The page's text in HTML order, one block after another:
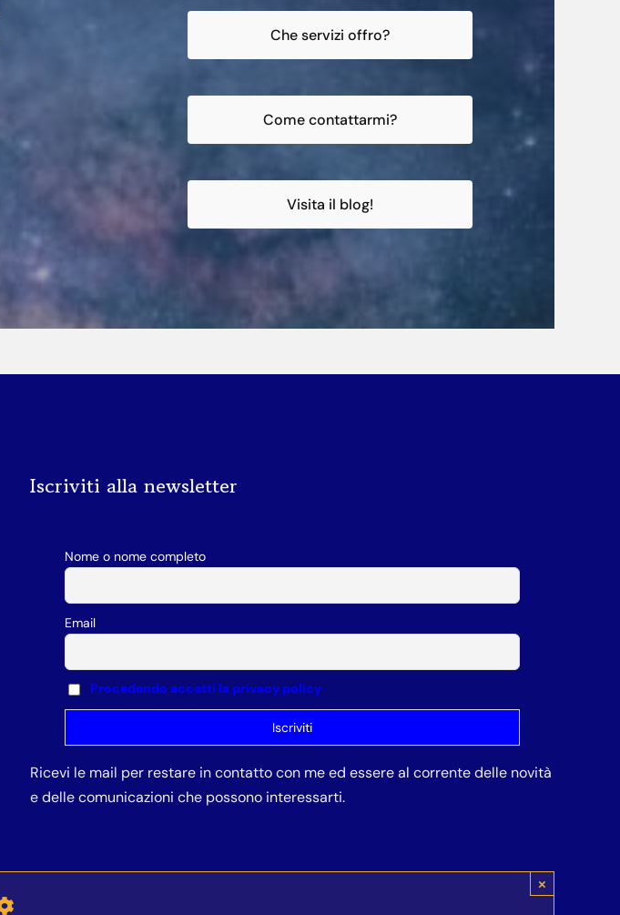
Che servizi offro?
Come contattarmi?
Visita il blog!
Iscriviti alla newsletter
Nome o nome completo
Email
Procedendo accetti la privacy policy
Ricevi le mail per restare in contatto con me ed essere al corrente delle novità
e delle comunicazioni che possono interessarti.
×